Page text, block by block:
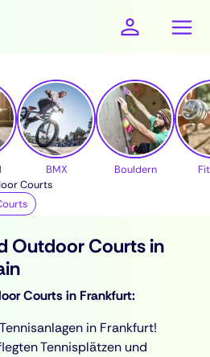
BMX Bouldern
Courts
Outdoor Courts in
Courts in Frankfurt:
in Frankfurt!
Tennisplätzen und